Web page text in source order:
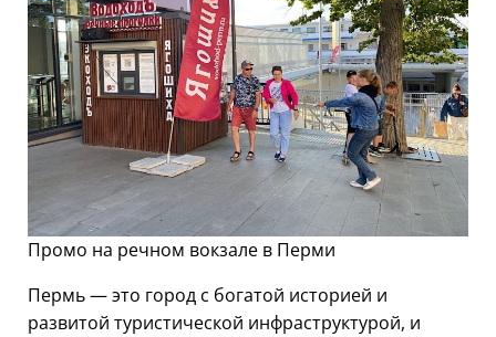
Промо на речном вокзале в Перми
Пермь — это город с богатой историей и
развитой туристической инфраструктурой, и